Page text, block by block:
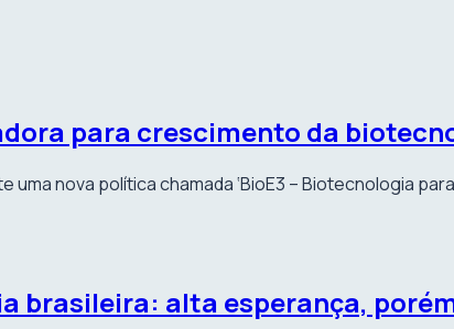
para crescimento da
nova política chamada ‘BioE3 – Biotecnologia
brasileira: alta esperança,